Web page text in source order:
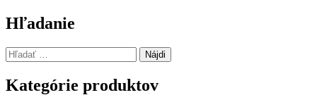
Hľadanie
Hľadať:
Kategórie produktov